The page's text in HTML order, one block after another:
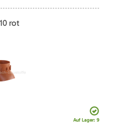
rot
Auf Lager: 9